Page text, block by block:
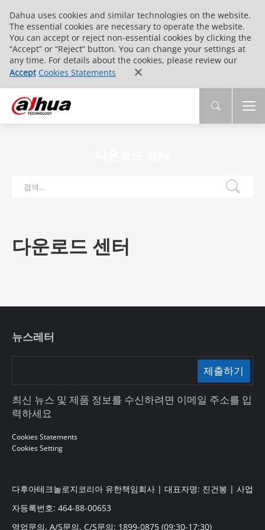
Dahua uses cookies and similar technologies on the website.
The essential cookies are necessary to operate the website.
You can accept or reject non-essential cookies by clicking the
“Accept” or “Reject” button. You can change your settings at
any time. For details about the cookies, please review our
Accept Cookies Statements
다운로드 센터
뉴스레터
제출하기
최신 뉴스 및 제품 정보를 수신하려면 이메일 주소를 입
력하세요
Cookies Statements
Cookies Setting
다후아테크놀로지코리아 유한책임회사 | 대표자명: 진건봉 | 사업
자등록번호: 464-88-00653
영업문의, A/S문의, C/S문의: 1899-0875 (09:30-17:30)